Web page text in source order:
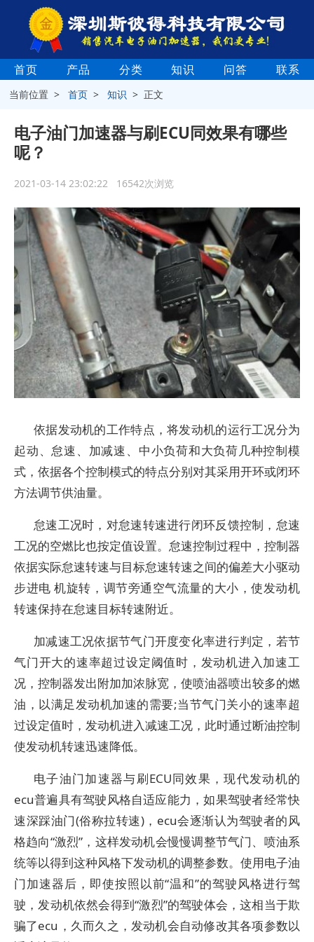
首页 产品 分类 知识 问答 联系
当前位置 >首页 >知识 > 正文
电子油门加速器与刷ECU同效果有哪些
呢？
2021-03-14 23:02:22 16542次浏览
依据发动机的工作特点，将发动机的运行工况分为
起动、怠速、加减速、中小负荷和大负荷几种控制模
式，依据各个控制模式的特点分别对其采用开环或闭环
方法调节供油量。
怠速工况时，对怠速转速进行闭环反馈控制，怠速
工况的空燃比也按定值设置。怠速控制过程中，控制器
依据实际怠速转速与目标怠速转速之间的偏差大小驱动
步进电 机旋转，调节旁通空气流量的大小，使发动机
转速保持在怠速目标转速附近。
加减速工况依据节气门开度变化率进行判定，若节
气门开大的速率超过设定阈值时，发动机进入加速工
况，控制器发出附加加浓脉宽，使喷油器喷出较多的燃
油，以满足发动机加速的需要;当节气门关小的速率超
过设定值时，发动机进入减速工况，此时通过断油控制
使发动机转速迅速降低。
电子油门加速器与刷ECU同效果，现代发动机的
ecu普遍具有驾驶风格自适应能力，如果驾驶者经常快
速深踩油门(俗称拉转速)，ecu会逐渐认为驾驶者的风
格趋向“激烈”，这样发动机会慢慢调整节气门、喷油系
统等以得到这种风格下发动机的调整参数。使用电子油
门加速器后，即使按照以前“温和”的驾驶风格进行驾
驶，发动机依然会得到“激烈”的驾驶体会，这相当于欺
骗了ecu，久而久之，发动机会自动修改其各项参数以